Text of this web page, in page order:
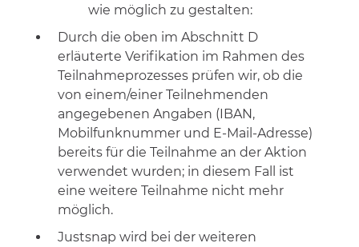
wie möglich zu gestalten:
Durch die oben im Abschnitt D
erläuterte Verifikation im Rahmen des
Teilnahmeprozesses prüfen wir, ob die
von einem/einer Teilnehmenden
angegebenen Angaben (IBAN,
Mobilfunknummer und E-Mail-Adresse)
bereits für die Teilnahme an der Aktion
verwendet wurden; in diesem Fall ist
eine weitere Teilnahme nicht mehr
möglich.
Justsnap wird bei der weiteren